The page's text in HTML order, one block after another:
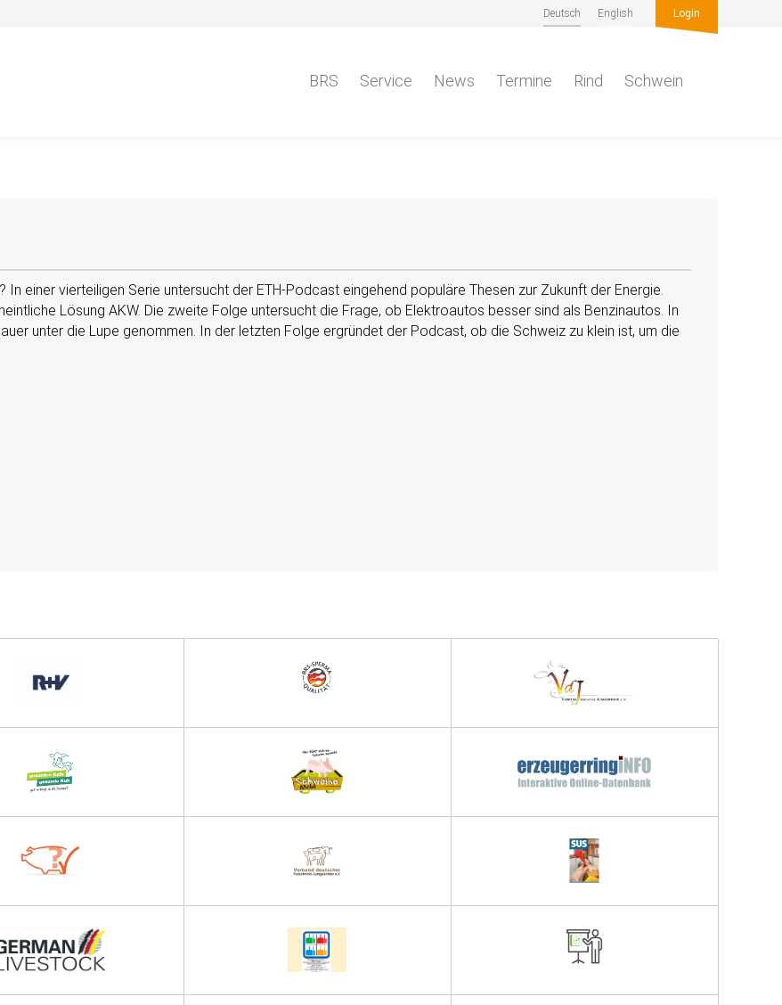
Deutsch English Login
BRS Service News Termine Rind Schwein
einer vierteiligen Serie untersucht der ETH-​Podcast eingehend populäre Thesen zur Zukunft der Energie.
Lösung AKW. Die zweite Folge untersucht die Frage, ob Elektroautos besser sind als Benzinautos. In
unter die Lupe genommen. In der letzten Folge ergründet der Podcast, ob die Schweiz zu klein ist, um die